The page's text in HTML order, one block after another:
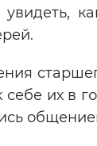
увидеть,
себе их в